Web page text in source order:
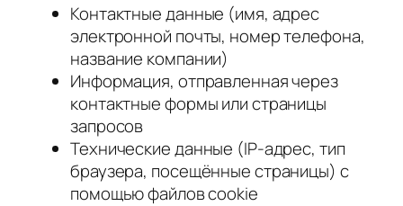
Контактные данные (имя, адрес
электронной почты, номер телефона,
название компании)
Информация, отправленная через
контактные формы или страницы
запросов
Технические данные (IP‑адрес, тип
браузера, посещённые страницы) с
помощью файлов cookie